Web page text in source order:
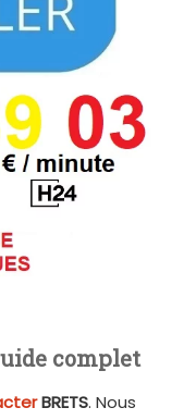
complet
BRETS. Nous